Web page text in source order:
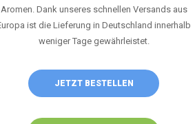
Aromen. Dank unseres schnellen Versands aus
ist die Lieferung in Deutschland innerhalb
weniger Tage gewährleistet.
JETZT BESTELLEN